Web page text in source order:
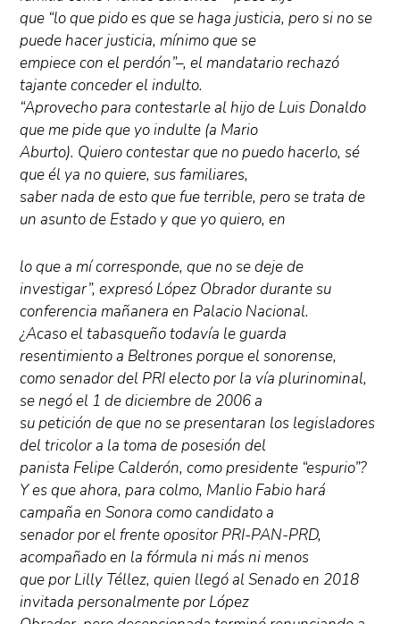
que “lo que pido es que se haga justicia, pero si no se
puede hacer justicia, mínimo que se
empiece con el perdón”–, el mandatario rechazó
tajante conceder el indulto.
“Aprovecho para contestarle al hijo de Luis Donaldo
que me pide que yo indulte (a Mario
Aburto). Quiero contestar que no puedo hacerlo, sé
que él ya no quiere, sus familiares,
saber nada de esto que fue terrible, pero se trata de
un asunto de Estado y que yo quiero, en
lo que a mí corresponde, que no se deje de
investigar”, expresó López Obrador durante su
conferencia mañanera en Palacio Nacional.
¿Acaso el tabasqueño todavía le guarda
resentimiento a Beltrones porque el sonorense,
como senador del PRI electo por la vía plurinominal,
se negó el 1 de diciembre de 2006 a
su petición de que no se presentaran los legisladores
del tricolor a la toma de posesión del
panista Felipe Calderón, como presidente “espurio”?
Y es que ahora, para colmo, Manlio Fabio hará
campaña en Sonora como candidato a
senador por el frente opositor PRI-PAN-PRD,
acompañado en la fórmula ni más ni menos
que por Lilly Téllez, quien llegó al Senado en 2018
invitada personalmente por López